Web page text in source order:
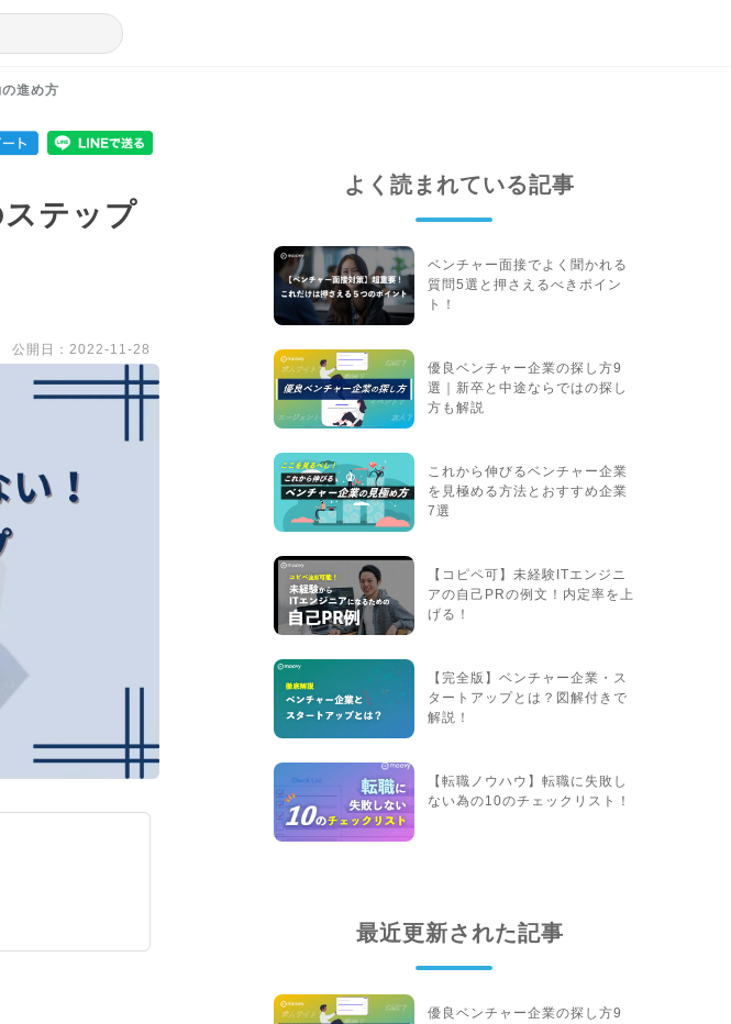
進め方
テップ
公開日：2022-11-28
よく読まれている記事
ベンチャー面接でよく聞かれる
質問5選と押さえるべきポイン
ト！
優良ベンチャー企業の探し方9
選｜新卒と中途ならではの探し
方も解説
これから伸びるベンチャー企業
を見極める方法とおすすめ企業
7選
【コピペ可】未経験ITエンジニ
アの自己PRの例文！内定率を上
げる！
【完全版】ベンチャー企業・ス
タートアップとは？図解付きで
解説！
【転職ノウハウ】転職に失敗し
ない為の10のチェックリスト！
最近更新された記事
優良ベンチャー企業の探し方9